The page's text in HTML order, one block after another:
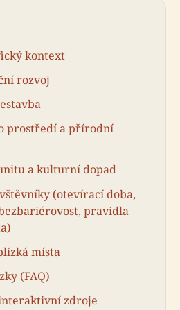
kontext
rozvoj
prostředí a přírodní
a kulturní dopad
(otevírací doba,
pravidla
místa
(FAQ)
zdroje